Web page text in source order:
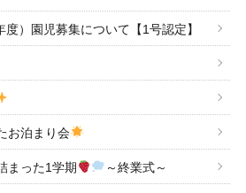
）園児募集について【1号認定】
お泊まり会
まった1学期 ～終業式～